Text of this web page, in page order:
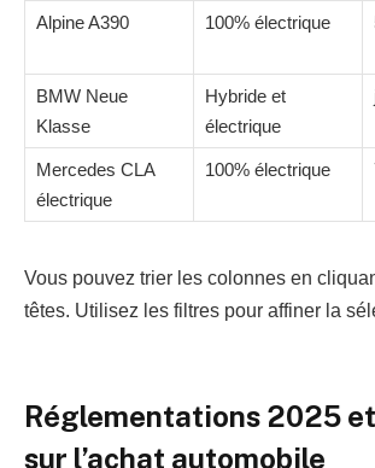
Alpine A390 100% électrique
BMW Neue
Klasse
Hybride et
électrique
Mercedes CLA
électrique
100% électrique
Vous pouvez trier les colonnes en
têtes. Utilisez les filtres pour affiner la
Réglementations 2025
sur l’achat automobile